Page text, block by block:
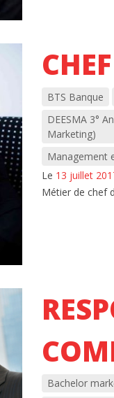
BTS Banque
DEESMA 3°
Marketing)
Management
Le 13 juillet
Métier de chef
Bachelor